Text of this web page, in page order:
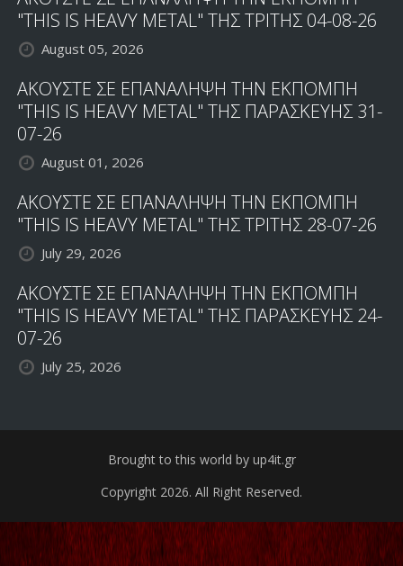
"THIS IS HEAVY METAL" ΤΗΣ ΤΡΙΤΗΣ 04-08-26
August 05, 2026
ΑΚΟΥΣΤΕ ΣΕ ΕΠΑΝΑΛΗΨΗ ΤΗΝ ΕΚΠΟΜΠΗ
"THIS IS HEAVY METAL" ΤΗΣ ΠΑΡΑΣΚΕΥΗΣ 31-
07-26
August 01, 2026
ΑΚΟΥΣΤΕ ΣΕ ΕΠΑΝΑΛΗΨΗ ΤΗΝ ΕΚΠΟΜΠΗ
"THIS IS HEAVY METAL" ΤΗΣ ΤΡΙΤΗΣ 28-07-26
July 29, 2026
ΑΚΟΥΣΤΕ ΣΕ ΕΠΑΝΑΛΗΨΗ ΤΗΝ ΕΚΠΟΜΠΗ
"THIS IS HEAVY METAL" ΤΗΣ ΠΑΡΑΣΚΕΥΗΣ 24-
07-26
July 25, 2026
Brought to this world by up4it.gr
Copyright 2026. All Right Reserved.